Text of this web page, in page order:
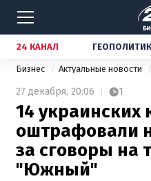
24 КАНАЛ
Бизнес Актуальные новости
27 декабря, 20:06 1
14 украинских
оштрафовали
за сговоры на
"Южный"